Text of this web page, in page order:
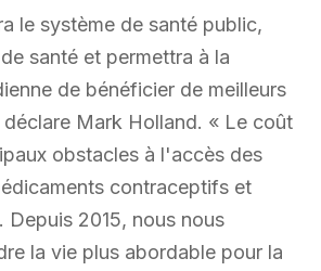
le système de santé public,
santé et permettra à la
de bénéficier de meilleurs
déclare Mark Holland. « Le coût
obstacles à l'accès des
contraceptifs et
Depuis 2015, nous nous
la vie plus abordable pour la